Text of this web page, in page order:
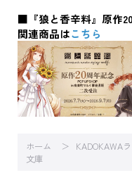
■『狼と香辛料』原作
関連商品はこちら
ホーム KADOKAWA
文庫